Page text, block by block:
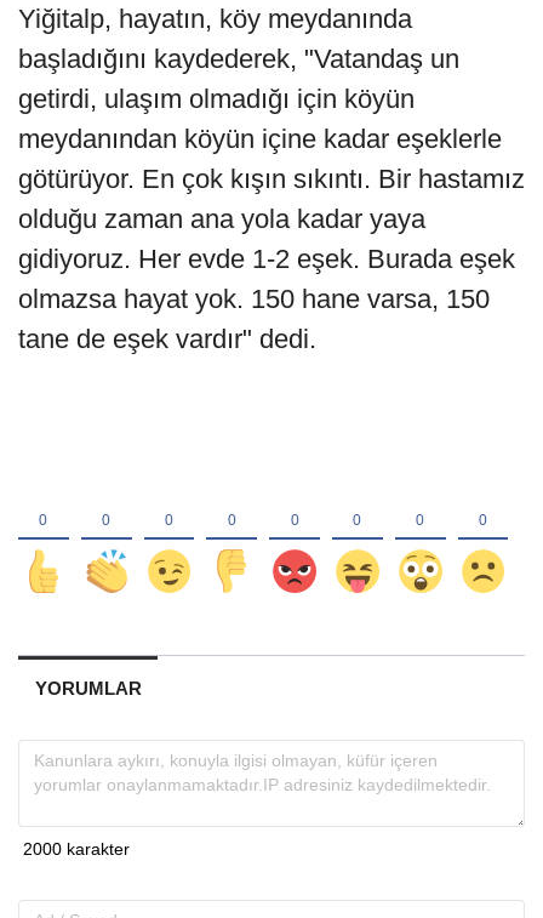
Yiğitalp, hayatın, köy meydanında
başladığını kaydederek, "Vatandaş un
getirdi, ulaşım olmadığı için köyün
meydanından köyün içine kadar eşeklerle
götürüyor. En çok kışın sıkıntı. Bir hastamız
olduğu zaman ana yola kadar yaya
gidiyoruz. Her evde 1-2 eşek. Burada eşek
olmazsa hayat yok. 150 hane varsa, 150
tane de eşek vardır" dedi.
YORUMLAR